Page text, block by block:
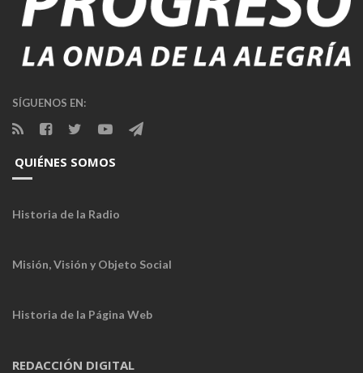
SÍGUENOS EN:
QUIÉNES SOMOS
Historia de la Radio
Misión, Visión y Objeto Social
Historia de la Página Web
REDACCIÓN DIGITAL